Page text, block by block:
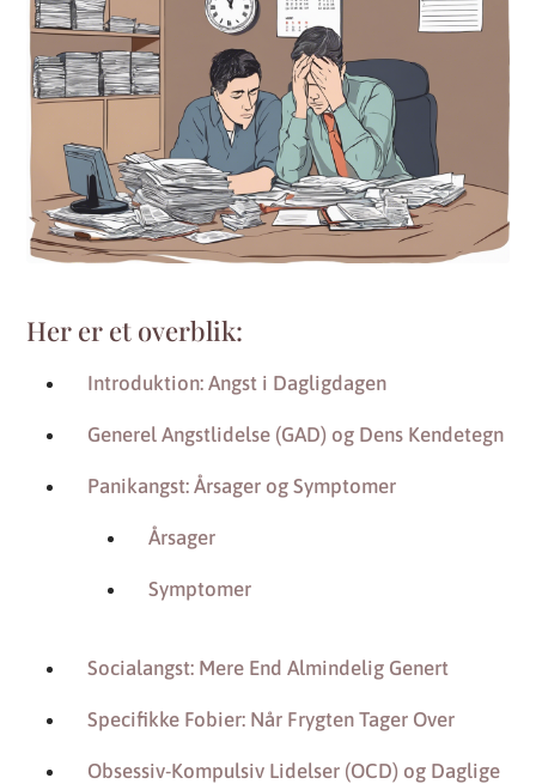
Her er et overblik:
Introduktion: Angst i Dagligdagen
Generel Angstlidelse (GAD) og Dens Kendetegn
Panikangst: Årsager og Symptomer
Årsager
Symptomer
Socialangst: Mere End Almindelig Genert
Specifikke Fobier: Når Frygten Tager Over
Obsessiv-Kompulsiv Lidelser (OCD) og Daglige